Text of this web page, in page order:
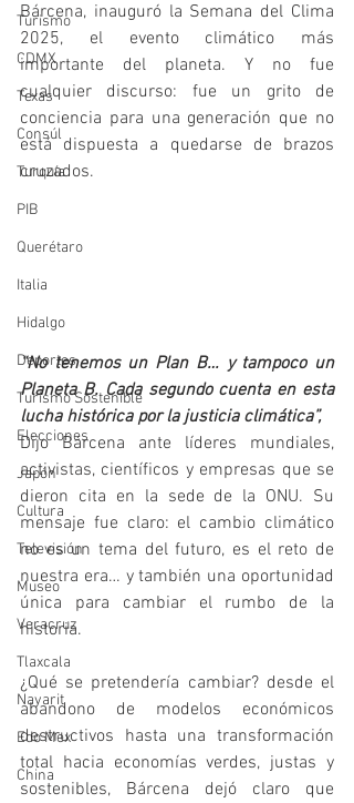
Turismo
CDMX
Texas
Consúl
Turquía
PIB
Querétaro
Italia
Hidalgo
Deportes
Turismo Sostenible
Elecciones
Japón
Cultura
Televisión
Museo
Veracruz
Tlaxcala
Nayarit
Edo Mex
China
Bárcena, inauguró la Semana del Clima
2025, el evento climático más
importante del planeta. Y no fue
cualquier discurso: fue un grito de
conciencia para una generación que no
está dispuesta a quedarse de brazos
cruzados.
“No tenemos un Plan B… y tampoco un
Planeta B. Cada segundo cuenta en esta
lucha histórica por la justicia climática”,
Dijo Bárcena ante líderes mundiales,
activistas, científicos y empresas que se
dieron cita en la sede de la ONU. Su
mensaje fue claro: el cambio climático
no es un tema del futuro, es el reto de
nuestra era… y también una oportunidad
única para cambiar el rumbo de la
historia.
¿Qué se pretendería cambiar? desde el
abandono de modelos económicos
destructivos hasta una transformación
total hacia economías verdes, justas y
sostenibles, Bárcena dejó claro que